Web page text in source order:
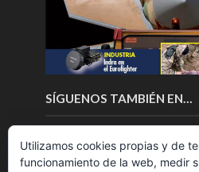
SÍGUENOS TAMBIÉN EN…
Utilizamos cookies propias y de
funcionamiento de la web, medir